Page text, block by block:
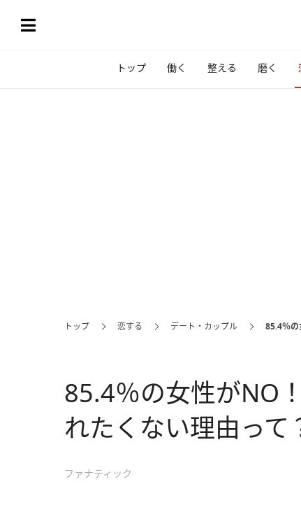
トップ 働く 整える 磨く
トップ 恋する デート・カップル 85.4％
85.4％の女性がNO
れたくない理由って
ファナティック